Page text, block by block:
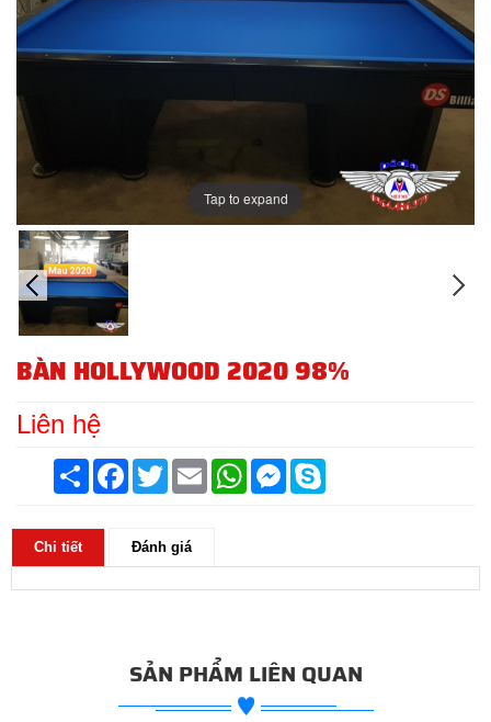
Tap to expand
BÀN HOLLYWOOD 2020 98%
Liên hệ
Chia
sẻ
FacebookTwitter Email WhatsAppMessenger
Chi tiết Đánh giá
SẢN PHẨM LIÊN QUAN